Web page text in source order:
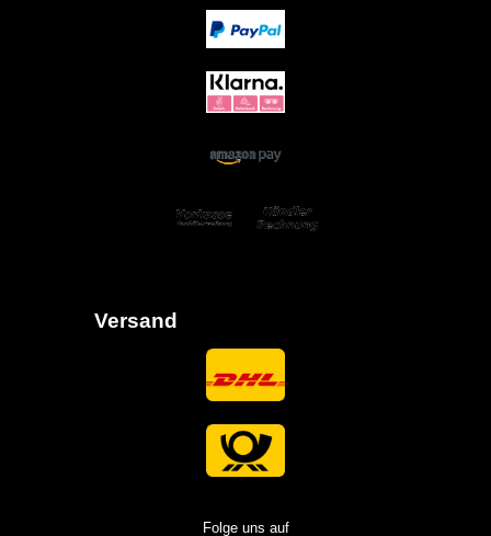
Versand
Folge uns auf